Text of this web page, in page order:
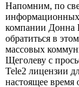
Напомним, по
информационных
компании Донна
обратиться в
массовых
Щеголеву с
Tele2 лицензии
настоящее время